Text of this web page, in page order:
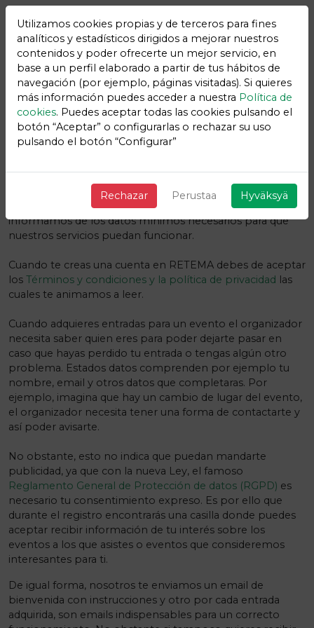
Los datos mínimos para la
correcta prestación de los
serviciosRETEMA
Nos gusta la transparencia y que nuestros usuarios y sus
datos se encuentren protegidos, es por ello que
informamos de los datos mínimos necesarios para que
nuestros servicios puedan funcionar.
Cuando te creas una cuenta en RETEMA debes de aceptar
los Términos y condiciones y la política de privacidad las
cuales te animamos a leer.
Cuando adquieres entradas para un evento el organizador
necesita saber quien eres para poder dejarte pasar en
caso que hayas perdido tu entrada o tengas algún otro
problema. Estados datos comprenden por ejemplo tu
nombre, email y otros datos que completaras. Por
ejemplo, imagina que hay un cambio de lugar del evento,
el organizador necesita tener una forma de contactarte y
así poder avisarte.
No obstante, esto no indica que puedan mandarte
publicidad, ya que con la nueva Ley, el famoso
Reglamento General de Protección de datos (RGPD) es
necesario tu consentimiento expreso. Es por ello que
durante el registro encontrarás una casilla donde puedes
aceptar recibir información de tu interés sobre los
eventos a los que asistes o eventos que consideremos
interesantes para ti.
De igual forma, nosotros te enviamos un email de
bienvenida con instrucciones y otro por cada entrada
adquirida, son emails indispensables para un correcto
Utilizamos cookies propias y de terceros para fines
analíticos y estadísticos dirigidos a mejorar nuestros
contenidos y poder ofrecerte un mejor servicio, en
base a un perfil elaborado a partir de tus hábitos de
navegación (por ejemplo, páginas visitadas). Si quieres
más información puedes acceder a nuestra Política de
cookies. Puedes aceptar todas las cookies pulsando el
botón “Aceptar” o configurarlas o rechazar su uso
pulsando el botón “Configurar”
Rechazar Perustaa Hyväksyä